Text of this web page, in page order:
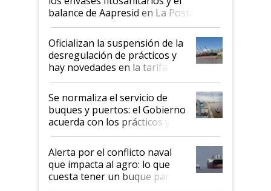
balance de Aapresid en La Posta
Oficializan la suspensión de la
desregulación de prácticos y
hay novedades en la tarifa de
la hidrovía
Se normaliza el servicio de
buques y puertos: el Gobierno
acuerda con los prácticos y
suspende el decreto de
desregulación
Alerta por el conflicto naval
que impacta al agro: lo que
cuesta tener un buque parado